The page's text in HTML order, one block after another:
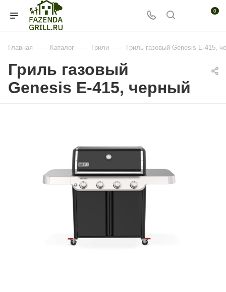
0
Главная — Каталог — Грили — Гриль газовый Genesis E-415,
Гриль газовый
Genesis E-415, черный